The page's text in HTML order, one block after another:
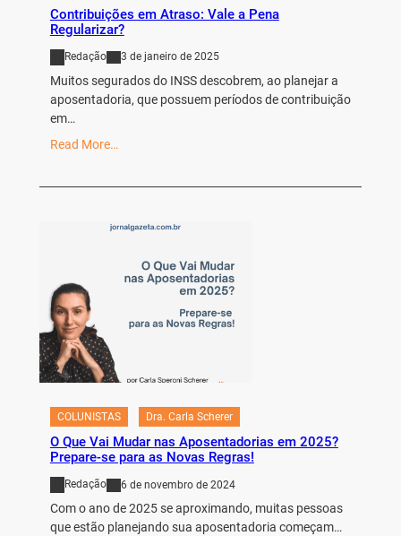
Contribuições em Atraso: Vale a Pena
Regularizar?
Redação 3 de janeiro de 2025
Muitos segurados do INSS descobrem, ao planejar a
aposentadoria, que possuem períodos de contribuição
em…
Read More…
COLUNISTAS Dra. Carla Scherer
O Que Vai Mudar nas Aposentadorias em 2025?
Prepare-se para as Novas Regras!
Redação 6 de novembro de 2024
Com o ano de 2025 se aproximando, muitas pessoas
que estão planejando sua aposentadoria começam…